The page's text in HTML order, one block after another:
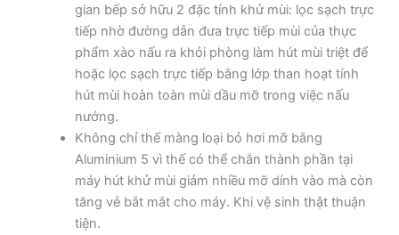
gian bếp sở hữu 2 đặc tính khử mùi: lọc sạch trực
tiếp nhờ đường dẫn đưa trực tiếp mùi của thực
phẩm xào nấu ra khỏi phòng làm hút mùi triệt để
hoặc lọc sạch trực tiếp bằng lớp than hoạt tính
hút mùi hoàn toàn mùi dầu mỡ trong việc nấu
nướng.
Không chỉ thế màng loại bỏ hơi mỡ bằng
Aluminium 5 vì thế có thể chắn thành phần tại
máy hút khử mùi giảm nhiều mỡ dính vào mà còn
tăng vẻ bắt mắt cho máy. Khi vệ sinh thật thuận
tiện.